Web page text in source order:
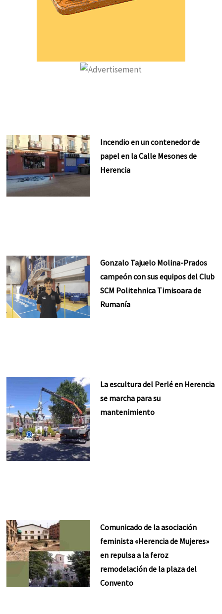
Incendio en un contenedor de
papel en la Calle Mesones de
Herencia
Gonzalo Tajuelo Molina-Prados
campeón con sus equipos del Club
SCM Politehnica Timisoara de
Rumanía
La escultura del Perlé en Herencia
se marcha para su
mantenimiento
Comunicado de la asociación
feminista «Herencia de Mujeres»
en repulsa a la feroz
remodelación de la plaza del
Convento